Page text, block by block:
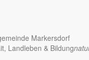
Markersdorf
Landleben & Bildung